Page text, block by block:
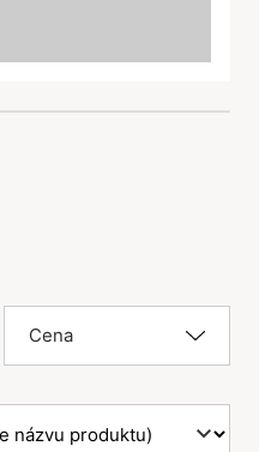
Cena